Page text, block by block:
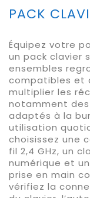
PACK
Équipez votre
un pack clavier
ensembles
compatibles et
multiplier les
notamment des
adaptés à la
utilisation
choisissez une
fil 2,4 GHz, un
numérique et
prise en main
vérifiez la